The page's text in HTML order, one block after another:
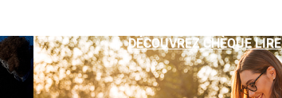
DÉCOUVREZ CHÈQUE LIRE